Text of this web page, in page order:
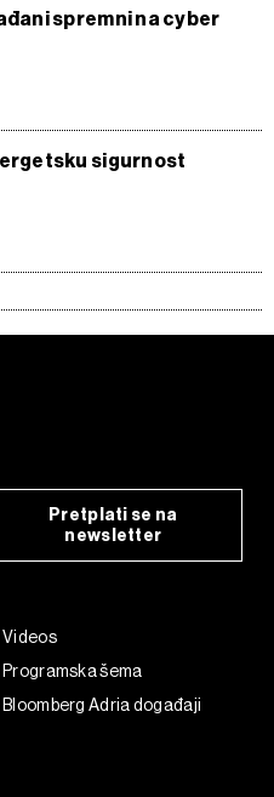
spremni na cyber
sigurnost
Pretplati se na
newsletter
Videos
Programska šema
Bloomberg Adria događaji